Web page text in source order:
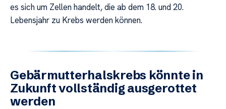
es sich um Zellen handelt, die ab dem 18. und 20.
Lebensjahr zu Krebs werden können.
Gebärmutterhalskrebs könnte in
Zukunft vollständig ausgerottet
werden